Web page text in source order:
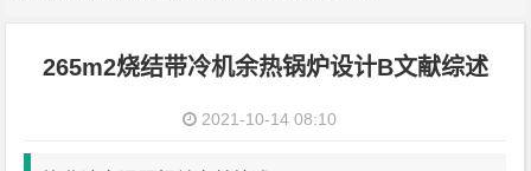
265m2烧结带冷机余热锅炉设计B文献综述
2021-10-14 08:10